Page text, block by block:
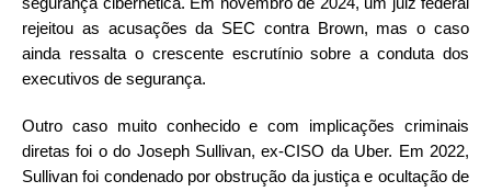
segurança cibernética. Em novembro de 2024, um juiz federal
rejeitou as acusações da SEC contra Brown, mas o caso
ainda ressalta o crescente escrutínio sobre a conduta dos
executivos de segurança.
Outro caso muito conhecido e com implicações criminais
diretas foi o do Joseph Sullivan, ex-CISO da Uber. Em 2022,
Sullivan foi condenado por obstrução da justiça e ocultação de